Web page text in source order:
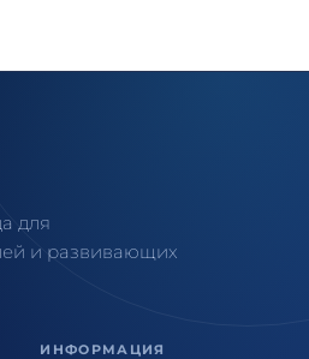
для
и развивающих
ИНФОРМАЦИЯ